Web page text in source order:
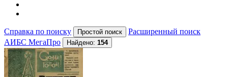
Справка по поиску
Расширенный поиск
АИБС МегаПро
Найдено: 154